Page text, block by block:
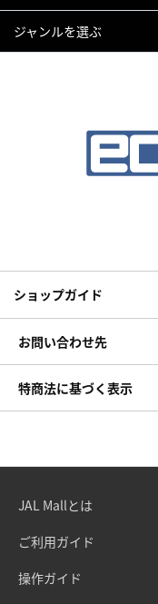
ジャンルを選ぶ
ショップガイド
お問い合わせ先
特商法に基づく表示
JAL Mallとは
ご利用ガイド
操作ガイド